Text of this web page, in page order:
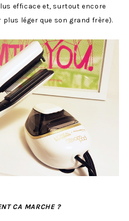
efficace et, surtout encore
léger que son grand frère).
CA MARCHE ?